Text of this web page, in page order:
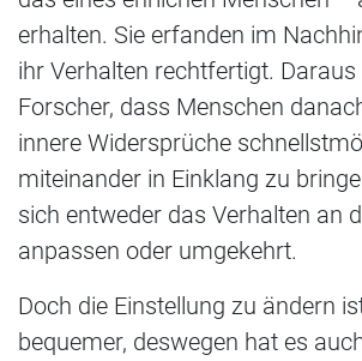
erhalten. Sie erfanden im
ihr Verhalten rechtfertigt.
Forscher, dass Menschen
innere Widersprüche
miteinander in Einklang zu
sich entweder das Verhalten an
anpassen oder umgekehrt.
Doch die Einstellung zu ändern
bequemer, deswegen hat es